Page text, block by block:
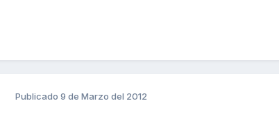
Publicado 9 de Marzo del 2012